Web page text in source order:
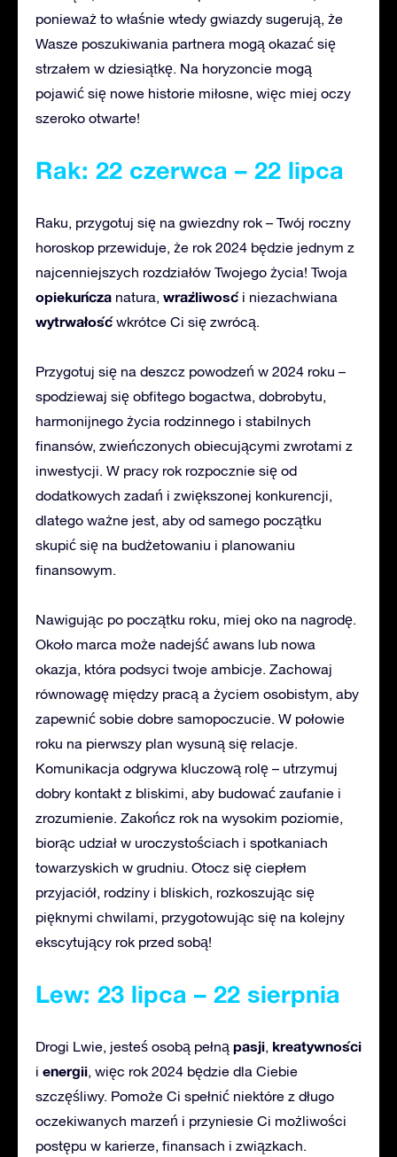
ponieważ to właśnie wtedy gwiazdy sugerują, że
Wasze poszukiwania partnera mogą okazać się
strzałem w dziesiątkę. Na horyzoncie mogą
pojawić się nowe historie miłosne, więc miej oczy
szeroko otwarte!
Rak: 22 czerwca – 22 lipca
Raku, przygotuj się na gwiezdny rok – Twój roczny
horoskop przewiduje, że rok 2024 będzie jednym z
najcenniejszych rozdziałów Twojego życia! Twoja
opiekuńcza natura, wrażliwosći niezachwiana
wytrwałośćwkrótce Ci się zwrócą.
Przygotuj się na deszcz powodzeń w 2024 roku –
spodziewaj się obfitego bogactwa, dobrobytu,
harmonijnego życia rodzinnego i stabilnych
finansów, zwieńczonych obiecującymi zwrotami z
inwestycji. W pracy rok rozpocznie się od
dodatkowych zadań i zwiększonej konkurencji,
dlatego ważne jest, aby od samego początku
skupić się na budżetowaniu i planowaniu
finansowym.
Nawigując po początku roku, miej oko na nagrodę.
Około marca może nadejść awans lub nowa
okazja, która podsyci twoje ambicje. Zachowaj
równowagę między pracą a życiem osobistym, aby
zapewnić sobie dobre samopoczucie. W połowie
roku na pierwszy plan wysuną się relacje.
Komunikacja odgrywa kluczową rolę – utrzymuj
dobry kontakt z bliskimi, aby budować zaufanie i
zrozumienie. Zakończ rok na wysokim poziomie,
biorąc udział w uroczystościach i spotkaniach
towarzyskich w grudniu. Otocz się ciepłem
przyjaciół, rodziny i bliskich, rozkoszując się
pięknymi chwilami, przygotowując się na kolejny
ekscytujący rok przed sobą!
Lew: 23 lipca – 22 sierpnia
Drogi Lwie, jesteś osobą pełną pasji, kreatywności
i energii, więc rok 2024 będzie dla Ciebie
szczęśliwy. Pomoże Ci spełnić niektóre z długo
oczekiwanych marzeń i przyniesie Ci możliwości
postępu w karierze, finansach i związkach.